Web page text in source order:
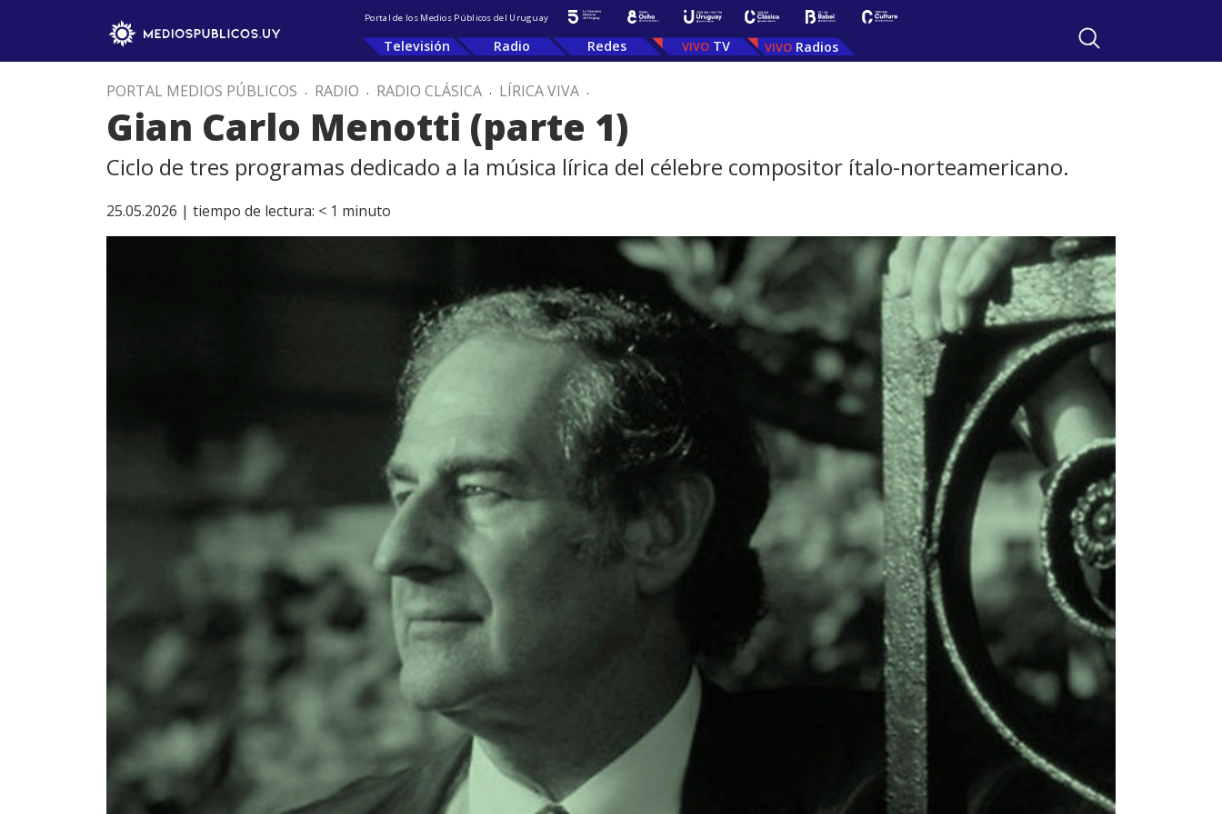
Portal de los Medios Públicos del Uruguay
Televisión Radio Redes TV Radios
PORTAL MEDIOS PÚBLICOS . RADIO . RADIO CLÁSICA . LÍRICA VIVA .
Gian Carlo Menotti (parte 1)
Ciclo de tres programas dedicado a la música lírica del célebre compositor ítalo-norteamericano.
25.05.2026 | tiempo de lectura: < 1 minuto